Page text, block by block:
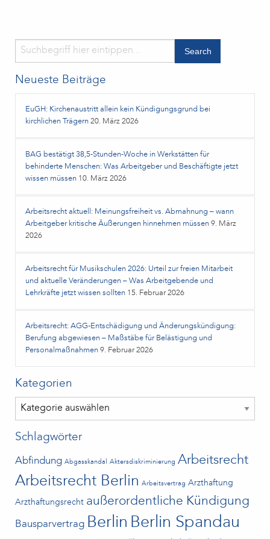
Neueste Beiträge
EuGH: Kirchenaustritt allein kein Kündigungsgrund bei
kirchlichen Trägern 20. März 2026
BAG bestätigt 38,5‑Stunden‑Woche in Werkstätten für
behinderte Menschen: Was Arbeitgeber und Beschäftigte jetzt
wissen müssen 10. März 2026
Arbeitsrecht aktuell: Meinungsfreiheit vs. Abmahnung – wann
Arbeitgeber kritische Äußerungen hinnehmen müssen 9. März
2026
Arbeitsrecht für Musikschulen 2026: Urteil zur freien Mitarbeit
und aktuelle Veränderungen – Was Arbeitgebende und
Lehrkräfte jetzt wissen sollten 15. Februar 2026
Arbeitsrecht: AGG-Entschädigung und Änderungskündigung:
Berufung abgewiesen – Maßstäbe für Belästigung und
Personalmaßnahmen 9. Februar 2026
Kategorien
Kategorien
Schlagwörter
Abfindung Abgasskandal Aktersdiskriminierung Arbeitsrecht
Arbeitsrecht Berlin Arbeitsvertrag Arzthaftung
Arzthaftungsrecht außerordentliche Kündigung
Bausparvertrag Berlin Berlin Spandau